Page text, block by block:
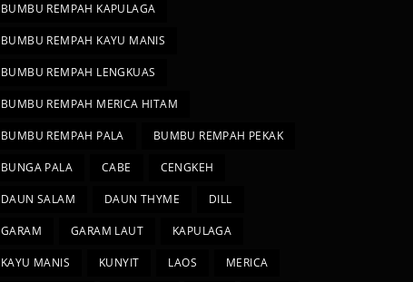
BUMBU REMPAH KAPULAGA
BUMBU REMPAH KAYU MANIS
BUMBU REMPAH LENGKUAS
BUMBU REMPAH MERICA HITAM
BUMBU REMPAH PALA BUMBU REMPAH PEKAK
BUNGA PALA CABE CENGKEH
DAUN SALAM DAUN THYME DILL
GARAM GARAM LAUT KAPULAGA
KAYU MANIS KUNYIT LAOS MERICA